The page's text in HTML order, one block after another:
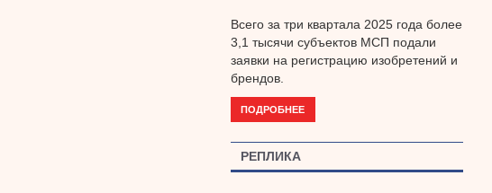
Всего за три квартала 2025 года более
3,1 тысячи субъектов МСП подали
заявки на регистрацию изобретений и
брендов.
ПОДРОБНЕЕ
РЕПЛИКА